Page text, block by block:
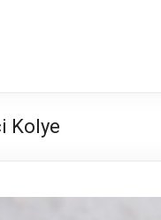
Kolye